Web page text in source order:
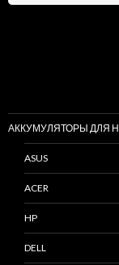
АККУМУЛЯТОРЫ ДЛЯ
ASUS
ACER
HP
DELL